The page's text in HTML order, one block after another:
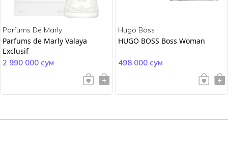
Parfums De Marly
Parfums de Marly Valaya
Exclusif
2 990 000 сум
Hugo Boss
HUGO BOSS Boss Woman
498 000 сум